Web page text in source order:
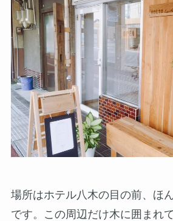
場所はホテル八木の目の前、ほ
です。この周辺だけ木に囲まれ